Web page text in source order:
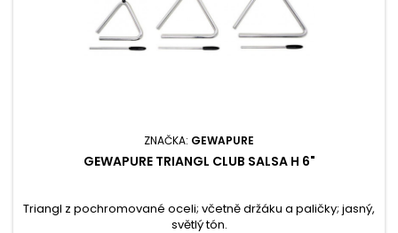
ZNAČKA: GEWAPURE
GEWAPURE TRIANGL CLUB SALSA H 6"
Triangl z pochromované oceli; včetně držáku a paličky; jasný,
světlý tón.